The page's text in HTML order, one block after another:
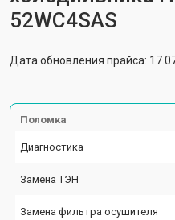
52WC4SAS
Дата обновления прайса:
Поломка
Диагностика
Замена ТЭН
Замена фильтра осушителя